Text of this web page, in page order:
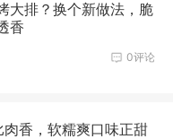
大排？换个新做法，脆
香
0评论
香，软糯爽口味正甜